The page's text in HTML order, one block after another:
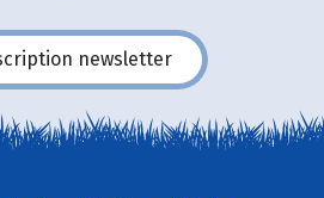
newsletter